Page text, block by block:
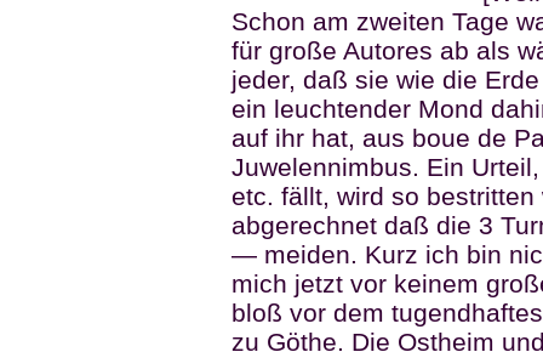
Schon am zweiten Tage
für große Autores ab als
jeder, daß sie wie die
ein leuchtender Mond
auf ihr hat, aus boue de
Juwelennimbus. Ein
etc. fällt, wird so
abgerechnet daß die 3
— meiden. Kurz ich bin
mich jetzt vor keinem
bloß vor dem
zu Göthe. Die Ostheim